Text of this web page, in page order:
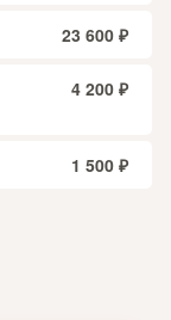
23 600 ₽
4 200 ₽
1 500 ₽